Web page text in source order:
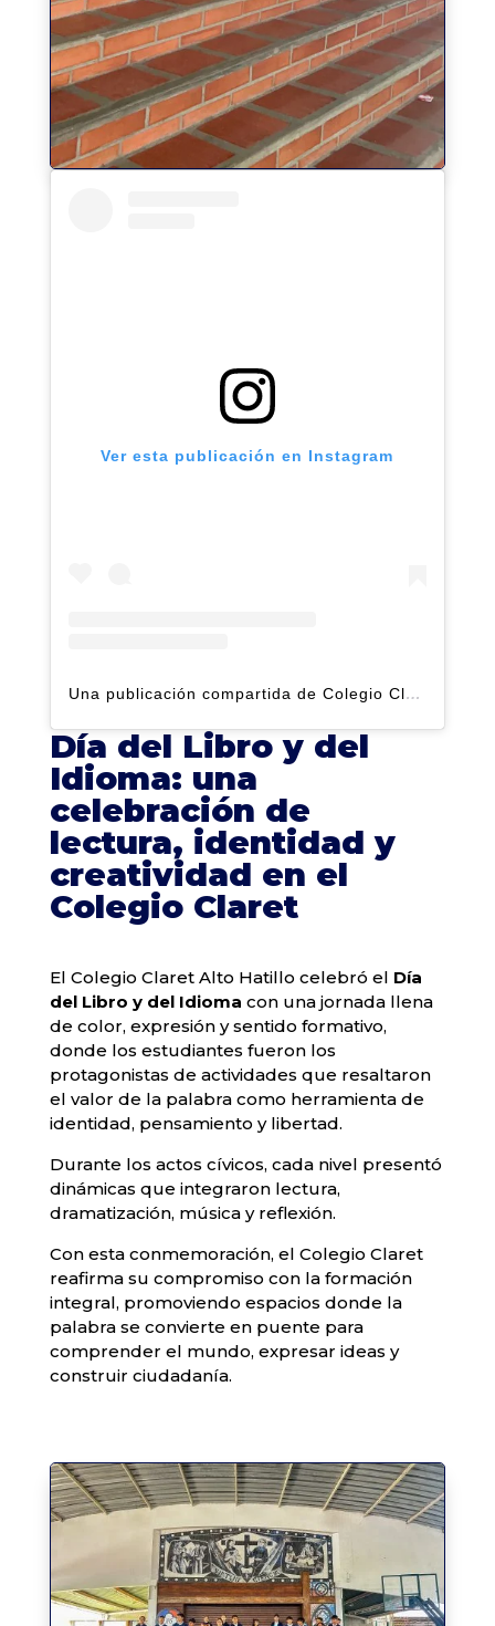
Ver esta publicación en Instagram
Una publicación compartida de Colegio Claret | Alto Hatillo (@clarethatillo)
Día del Libro y del
Idioma: una
celebración de
lectura, identidad y
creatividad en el
Colegio Claret
El Colegio Claret Alto Hatillo celebró el Día
del Libro y del Idioma con una jornada llena
de color, expresión y sentido formativo,
donde los estudiantes fueron los
protagonistas de actividades que resaltaron
el valor de la palabra como herramienta de
identidad, pensamiento y libertad.
Durante los actos cívicos, cada nivel presentó
dinámicas que integraron lectura,
dramatización, música y reflexión.
Con esta conmemoración, el Colegio Claret
reafirma su compromiso con la formación
integral, promoviendo espacios donde la
palabra se convierte en puente para
comprender el mundo, expresar ideas y
construir ciudadanía.